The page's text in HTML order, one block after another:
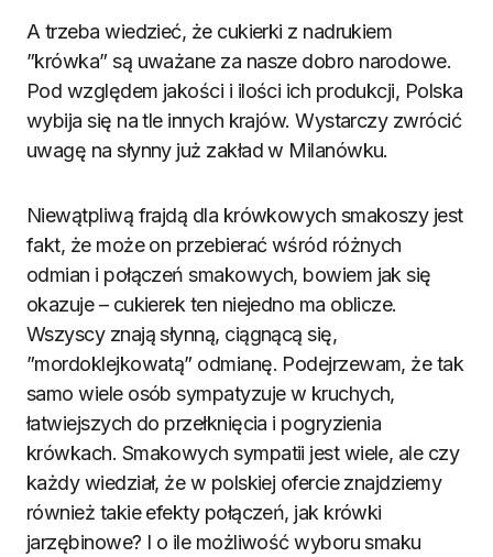
A trzeba wiedzieć, że cukierki z nadrukiem
”krówka” są uważane za nasze dobro narodowe.
Pod względem jakości i ilości ich produkcji, Polska
wybija się na tle innych krajów. Wystarczy zwrócić
uwagę na słynny już zakład w Milanówku.
Niewątpliwą frajdą dla krówkowych smakoszy jest
fakt, że może on przebierać wśród różnych
odmian i połączeń smakowych, bowiem jak się
okazuje – cukierek ten niejedno ma oblicze.
Wszyscy znają słynną, ciągnącą się,
”mordoklejkowatą” odmianę. Podejrzewam, że tak
samo wiele osób sympatyzuje w kruchych,
łatwiejszych do przełknięcia i pogryzienia
krówkach. Smakowych sympatii jest wiele, ale czy
każdy wiedział, że w polskiej ofercie znajdziemy
również takie efekty połączeń, jak krówki
jarzębinowe? I o ile możliwość wyboru smaku